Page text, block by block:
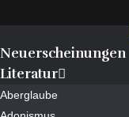
Neuerscheinungen
Literatur
Aberglaube